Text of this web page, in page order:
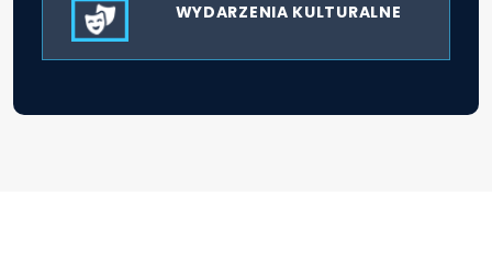
WYDARZENIA KULTURALNE